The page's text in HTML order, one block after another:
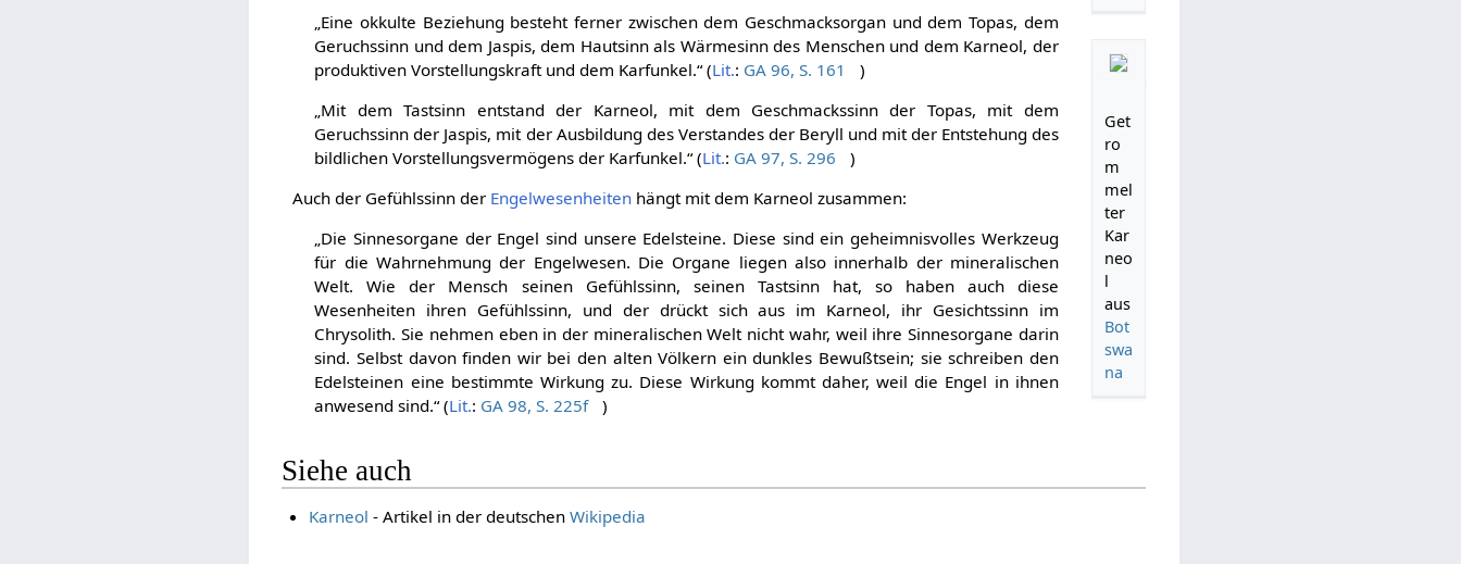
Get
ro
m
mel
ter
Kar
neo
l
aus
Bot
swa
na
„Eine okkulte Beziehung besteht ferner zwischen dem Geschmacksorgan und dem Topas, dem
Geruchssinn und dem Jaspis, dem Hautsinn als Wärmesinn des Menschen und dem Karneol, der
produktiven Vorstellungskraft und dem Karfunkel.“ (Lit.: GA 96, S. 161
)
„Mit dem Tastsinn entstand der Karneol, mit dem Geschmackssinn der Topas, mit dem
Geruchssinn der Jaspis, mit der Ausbildung des Verstandes der Beryll und mit der Entstehung des
bildlichen Vorstellungsvermögens der Karfunkel.“ (Lit.: GA 97, S. 296
)
Auch der Gefühlssinn der Engelwesenheiten hängt mit dem Karneol zusammen:
„Die Sinnesorgane der Engel sind unsere Edelsteine. Diese sind ein geheimnisvolles Werkzeug
für die Wahrnehmung der Engelwesen. Die Organe liegen also innerhalb der mineralischen
Welt. Wie der Mensch seinen Gefühlssinn, seinen Tastsinn hat, so haben auch diese
Wesenheiten ihren Gefühlssinn, und der drückt sich aus im Karneol, ihr Gesichtssinn im
Chrysolith. Sie nehmen eben in der mineralischen Welt nicht wahr, weil ihre Sinnesorgane darin
sind. Selbst davon finden wir bei den alten Völkern ein dunkles Bewußtsein; sie schreiben den
Edelsteinen eine bestimmte Wirkung zu. Diese Wirkung kommt daher, weil die Engel in ihnen
anwesend sind.“ (Lit.: GA 98, S. 225f )
Siehe auch
Karneol - Artikel in der deutschen Wikipedia